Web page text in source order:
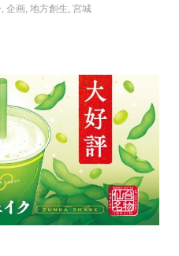
, 企画, 地方創生, 宮城